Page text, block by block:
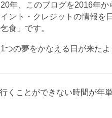
年、このブログを2016年か
ント・クレジットの情報を
食」です。
の夢をかなえる日が来たよ
くことができない時間が年